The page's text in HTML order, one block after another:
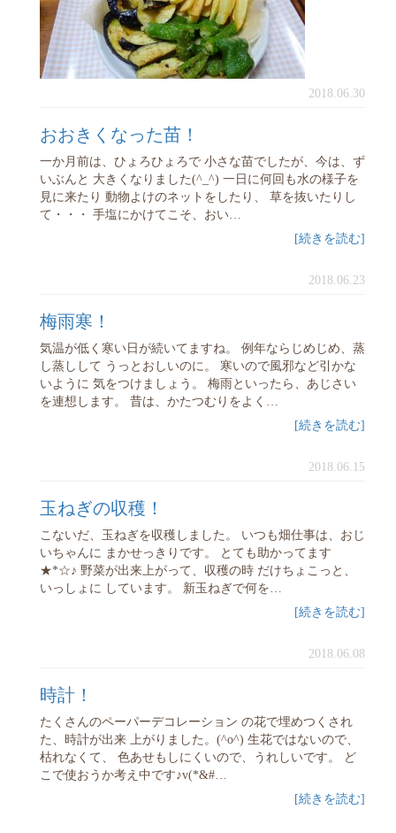
2018.06.30
おおきくなった苗！
一か月前は、ひょろひょろで 小さな苗でしたが、今は、ず
いぶんと 大きくなりました(^_^) 一日に何回も水の様子を
見に来たり 動物よけのネットをしたり、 草を抜いたりし
て・・・ 手塩にかけてこそ、おい…
[続きを読む]
2018.06.23
梅雨寒！
気温が低く寒い日が続いてますね。 例年ならじめじめ、蒸
し蒸しして うっとおしいのに。 寒いので風邪など引かな
いように 気をつけましょう。 梅雨といったら、あじさい
を連想します。 昔は、かたつむりをよく…
[続きを読む]
2018.06.15
玉ねぎの収穫！
こないだ、玉ねぎを収穫しました。 いつも畑仕事は、おじ
いちゃんに まかせっきりです。 とても助かってます
★*☆♪ 野菜が出来上がって、収穫の時 だけちょこっと、
いっしょに しています。 新玉ねぎで何を…
[続きを読む]
2018.06.08
時計！
たくさんのペーパーデコレーション の花で埋めつくされ
た、時計が出来 上がりました。(^o^) 生花ではないので、
枯れなくて、 色あせもしにくいので、うれしいです。 ど
こで使おうか考え中です♪v(*&#…
[続きを読む]